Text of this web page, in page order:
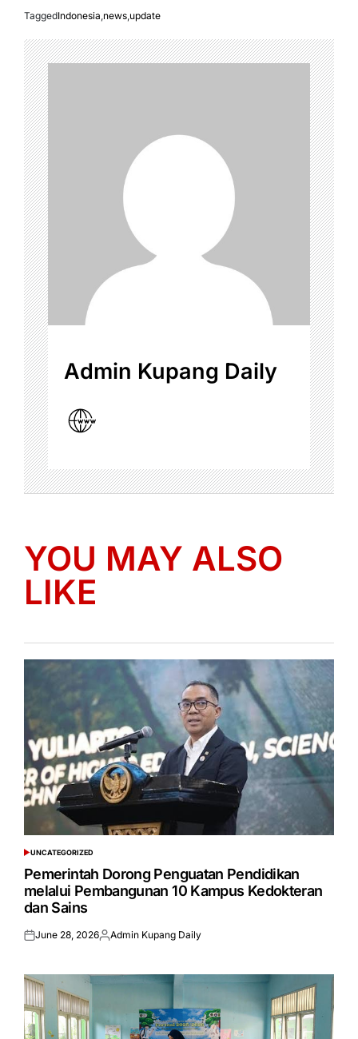
TaggedIndonesia,news,update
Admin Kupang Daily
YOU MAY ALSO
LIKE
POSTED
IN
UNCATEGORIZED
Pemerintah Dorong Penguatan Pendidikan
melalui Pembangunan 10 Kampus Kedokteran
dan Sains
Posted
June 28, 2026Posted
Admin Kupang Daily